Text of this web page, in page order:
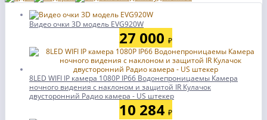
Видео очки 3D модель EVG920W
27 000 ₽
8LED WIFI IP камера 1080P IP66 Водонепроницаемы Камера
ночного видения с наклоном и защитой IR Кулачок
двусторонний Радио камера - US штекер
10 284 ₽